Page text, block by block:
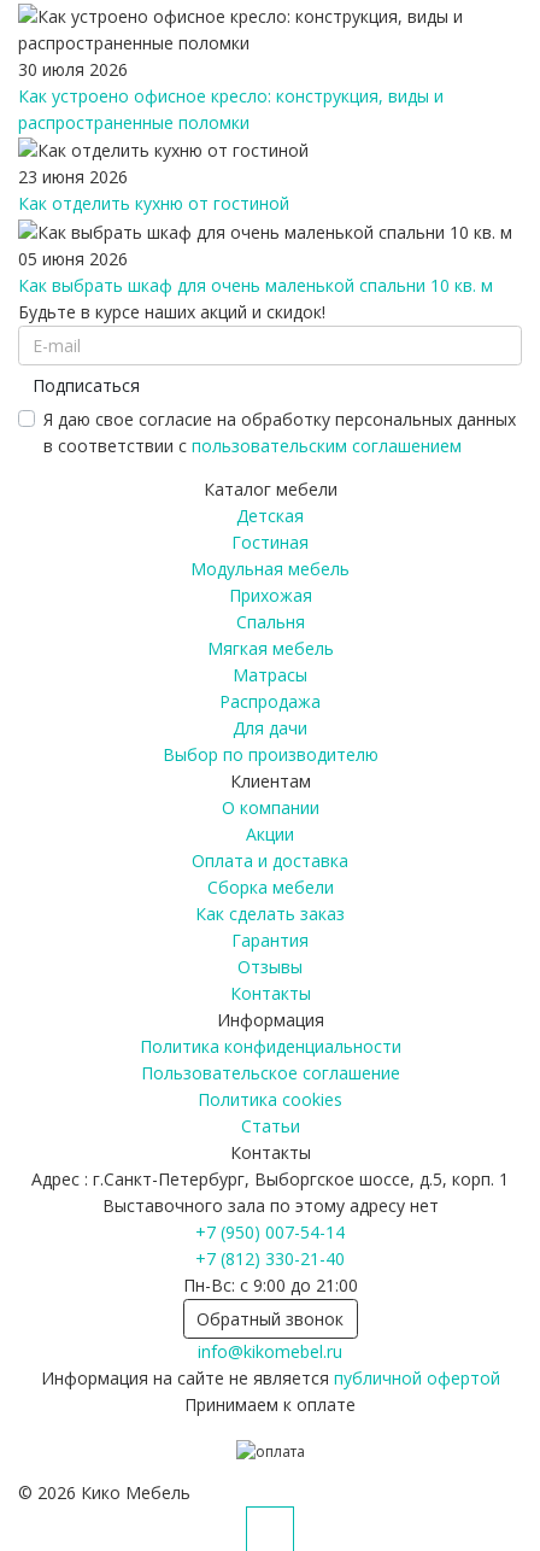
30 июля 2026
Как устроено офисное кресло: конструкция, виды и
распространенные поломки
23 июня 2026
Как отделить кухню от гостиной
05 июня 2026
Как выбрать шкаф для очень маленькой спальни 10 кв. м
Будьте в курсе наших акций и скидок!
Подписаться
Я даю свое согласие на обработку персональных данных
в соответствии с пользовательским соглашением
Каталог мебели
Детская
Гостиная
Модульная мебель
Прихожая
Спальня
Мягкая мебель
Матрасы
Распродажа
Для дачи
Выбор по производителю
Клиентам
О компании
Акции
Оплата и доставка
Сборка мебели
Как сделать заказ
Гарантия
Отзывы
Контакты
Информация
Политика конфиденциальности
Пользовательское соглашение
Политика cookies
Статьи
Контакты
Адрес : г.Санкт-Петербург, Выборгское шоссе, д.5, корп. 1
Выставочного зала по этому адресу нет
+7 (950) 007-54-14
+7 (812) 330-21-40
Пн-Вс: с 9:00 до 21:00
Обратный звонок
info@kikomebel.ru
Информация на сайте не является публичной офертой
Принимаем к оплате
© 2026 Кико Мебель